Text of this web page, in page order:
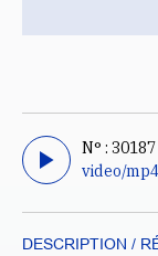
N° : 30187
video/
DESCRIPTION /